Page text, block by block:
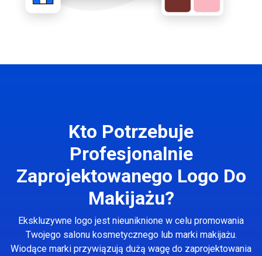
Kto Potrzebuje
Profesjonalnie
Zaprojektowanego Logo Do
Makijażu?
Ekskluzywne logo jest nieuniknione w celu promowania
Twojego salonu kosmetycznego lub marki makijażu.
Wiodące marki przywiązują dużą wagę do zaprojektowania